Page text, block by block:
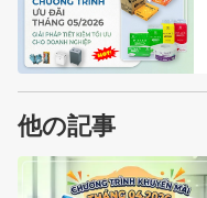
他の記事